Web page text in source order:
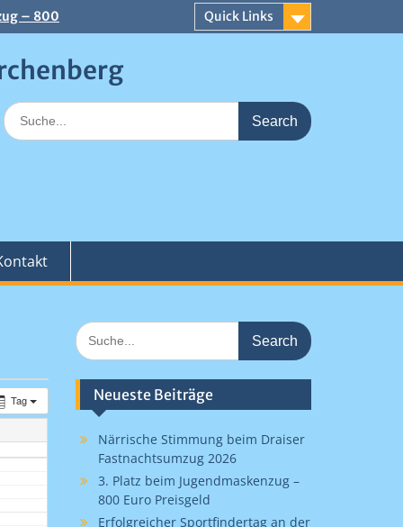
– 800
Quick Links
Search
for:
Tag
Search
for:
Neueste Beiträge
Närrische Stimmung beim Draiser
Fastnachtsumzug 2026
3. Platz beim Jugendmaskenzug –
800 Euro Preisgeld
Erfolgreicher Sportfindertag an der